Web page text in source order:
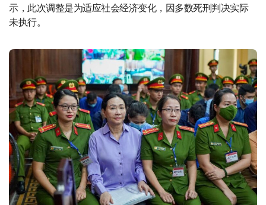
示，此次调整是为适应社会经济变化，因多数死刑判决实际
未执行。